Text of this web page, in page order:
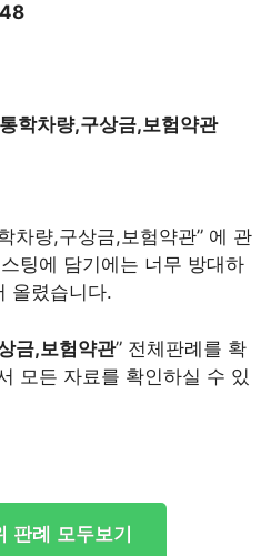
학차량,구상금,보험약관
차량,구상금,보험약관” 에 관
팅에 담기에는 너무 방대하
올렸습니다.
금,보험약관” 전체판례를 확
모든 자료를 확인하실 수 있
판례 모두보기